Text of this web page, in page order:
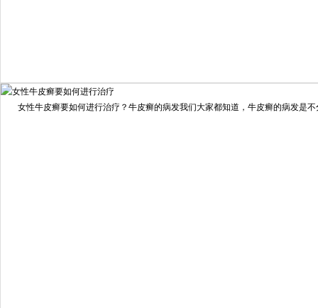
我要咨询 我要预约
女性牛皮癣要如何进行治疗？牛皮癣的病发我们大家都知道，牛皮癣的病发是不